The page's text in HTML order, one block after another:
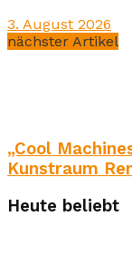
3. August 2026
nächster Artikel
„Cool
Kunstraum
Heute beliebt